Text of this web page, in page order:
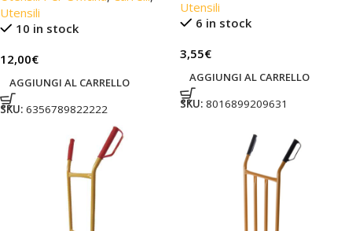
Utensili
10 in stock
12,00€
AGGIUNGI AL CARRELLO
SKU: 6356789822222
Utensili
6 in stock
3,55€
AGGIUNGI AL CARRELLO
SKU: 8016899209631